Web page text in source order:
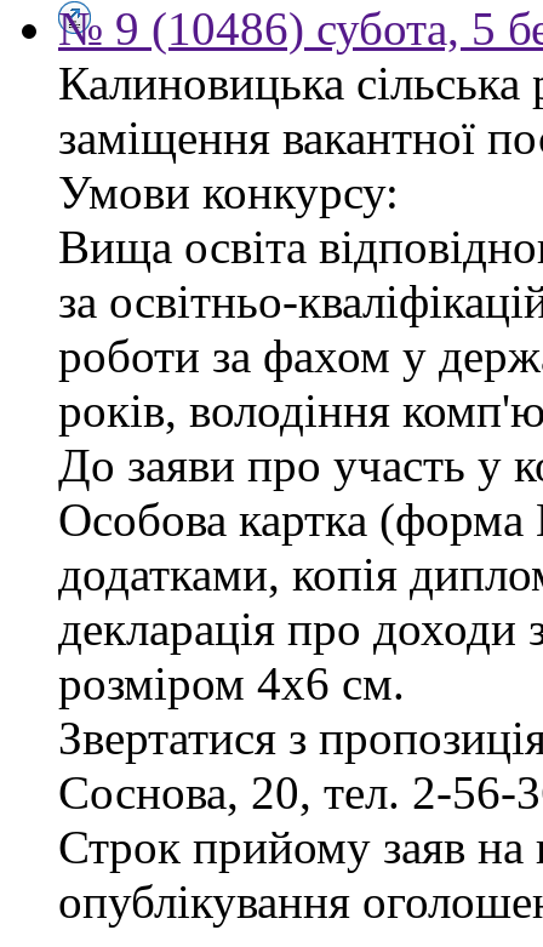
№ 9 (10486) субота, 5
Калиновицька
заміщення вакантної
Умови конкурсу:
Вища освіта
за освітньо-
роботи за фахом у
років, володіння
До заяви про участь у
Особова картка
додатками, копія
декларація про доходи
розміром 4х6 см.
Звертатися з
Соснова, 20, тел. 2-56-
Строк прийому заяв на
опублікування